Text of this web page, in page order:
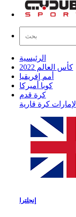
الرئيسية
كأس العالم 2022
أمم إفريقيا
كوبا أميركا
كرة قدم
الإمارات كرة قارية
إنجلترا